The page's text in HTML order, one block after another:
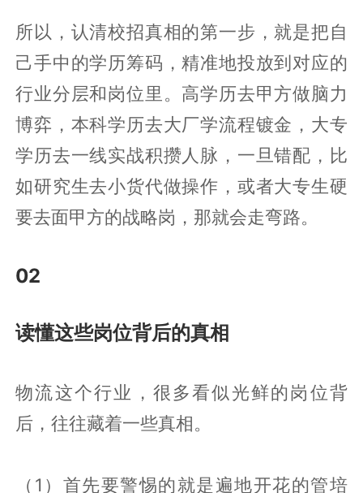
所以，认清校招真相的第一步，就是把自
己手中的学历筹码，精准地投放到对应的
行业分层和岗位里。高学历去甲方做脑力
博弈，本科学历去大厂学流程镀金，大专
学历去一线实战积攒人脉，一旦错配，比
如研究生去小货代做操作，或者大专生硬
要去面甲方的战略岗，那就会走弯路。
02
读懂这些岗位背后的真相
物流这个行业，很多看似光鲜的岗位背
后，往往藏着一些真相。
（1）首先要警惕的就是遍地开花的管培